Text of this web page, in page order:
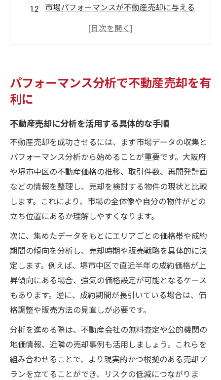
市場パフォーマンスが不動産売却に与える
堺市中区で市場動向を活かす売却戦略
析
最新トレンドから見る売却戦略のポイント
市場動向による不動産売却タイミングの見
極め
堺市中区で注目すべき売却エリアと特徴
売却価格に影響する市場動向の読み方
大阪府全体の動きから見る資産運用のヒント
大阪府の不動産売却に役立つ動向把握術
資産運用に活かす大阪府の市場分析とは
不動産売却戦略に大阪府全体の視点を持つ
意味
大阪府内の市場変動と売却時期の関係
堺市中区と大阪府の資産価値比較ポイント
地価変動を踏まえた売却タイミングとは
不動産売却で重要な地価変動の見極め方
堺市中区の地価推移と売却タイミングの関
パフォーマンス分析で不動産売却を有
利に
不動産売却に分析を活用する具体的な手順
不動産売却を成功させるには、まず市場データの収集と
パフォーマンス分析から始めることが重要です。大阪府
や堺市中区の不動産価格の推移、取引件数、再開発計画
などの情報を整理し、売却を検討する物件の現状と比較
します。これにより、市場の全体像や自分の物件がどの
立ち位置にあるか理解しやすくなります。
次に、集めたデータをもとにエリアごとの価格帯や成約
期間の傾向を分析し、売却時期や販売戦略を具体的に決
定します。例えば、堺市中区で直近半年の成約価格が上
昇傾向にある場合、強気の価格設定が可能となるケース
もあります。逆に、成約期間が長引いている場合は、価
格調整や販売方法の見直しが必要です。
分析を進める際は、不動産会社の無料査定や公的機関の
地価情報、近隣の売却事例も活用しましょう。これらを
組み合わせることで、より現実的かつ根拠のある売却プ
ランを立てることができ、リスクの低減につながりま